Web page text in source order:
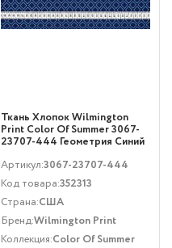
Ткань Хлопок Wilmington
Print Color Of Summer 3067-
23707-444 Геометрия Синий
Артикул:3067-23707-444
Код товара:352313
Страна:США
Бренд:Wilmington Print
Коллекция:Color Of Summer